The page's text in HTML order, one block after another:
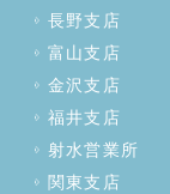
長野支店
富山支店
金沢支店
福井支店
射水営業所
関東支店